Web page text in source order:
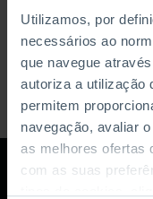
Utilizamos, por
necessários ao
que navegue
autoriza a utilização
permitem
navegação, avaliar
as melhores ofertas
com as suas